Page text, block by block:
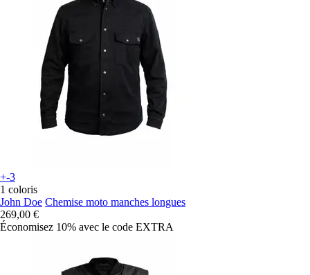
+-3
1 coloris
John Doe Chemise moto manches longues
269,00 €
Économisez 10% avec le code EXTRA